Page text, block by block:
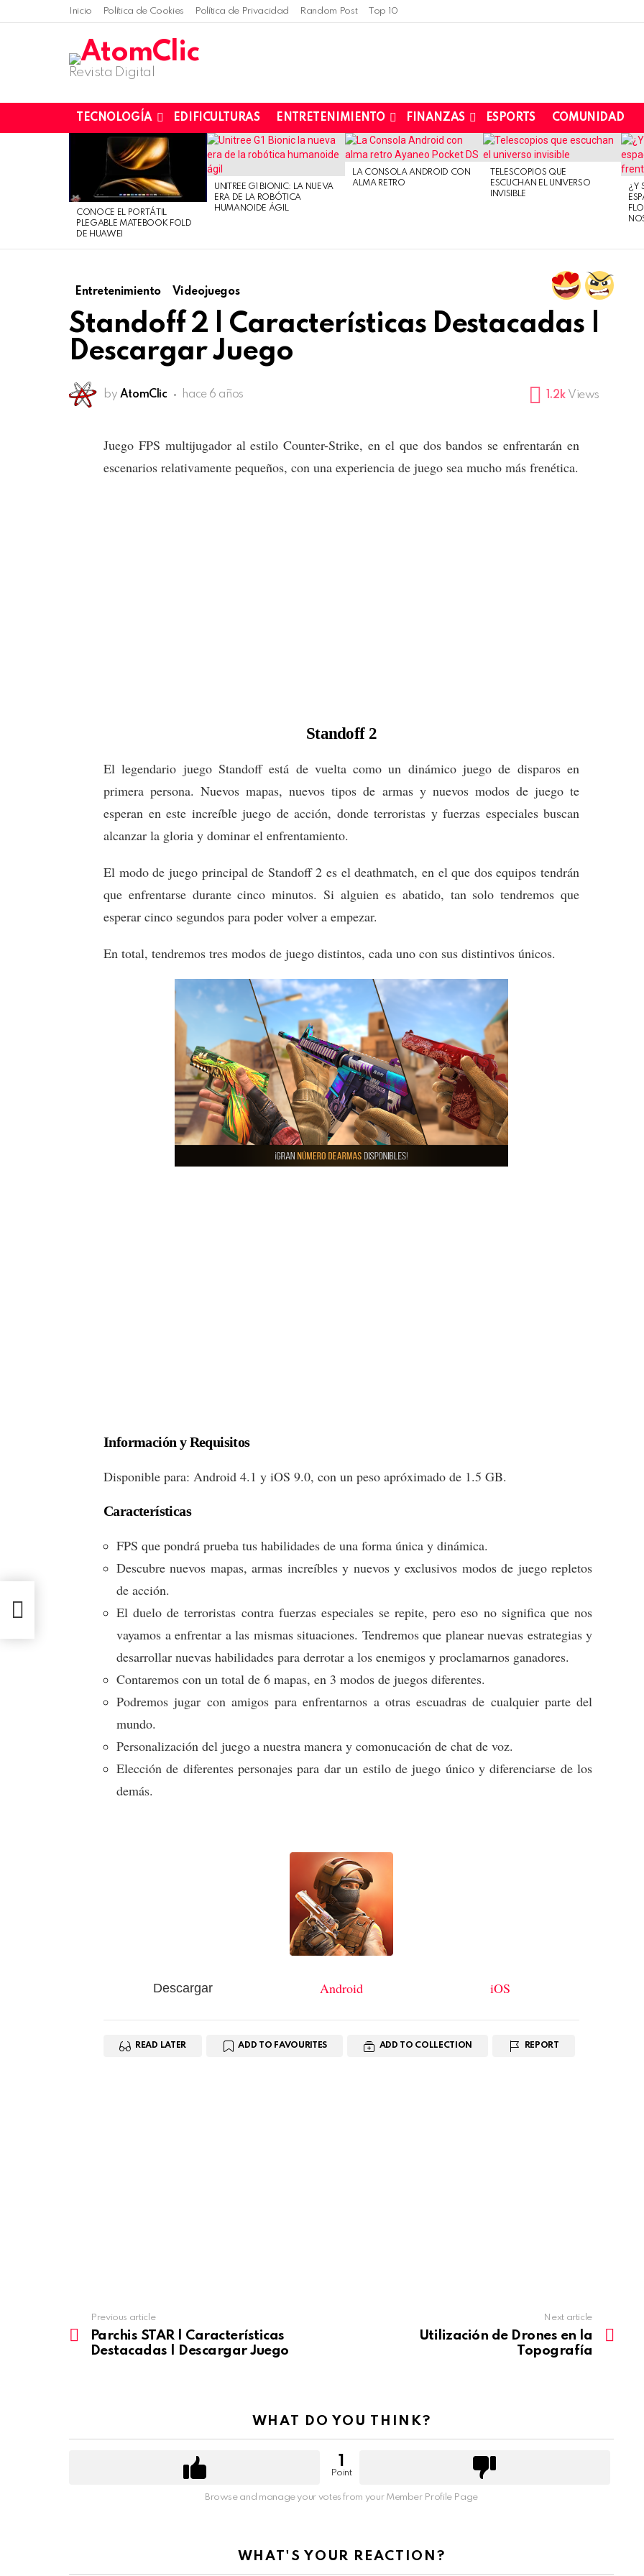
Inicio Política de Cookies Política de Privacidad Random Post Top 10
Revista Digital
TECNOLOGÍA EDIFICULTURAS ENTRETENIMIENTO FINANZAS ESPORTS COMUNIDAD
STORIES
CONOCE EL PORTÁTIL
PLEGABLE MATEBOOK FOLD
DE HUAWEI
UNITREE G1 BIONIC: LA NUEVA
ERA DE LA ROBÓTICA
HUMANOIDE ÁGIL
LA CONSOLA ANDROID CON
ALMA RETRO
TELESCOPIOS QUE
ESCUCHAN EL UNIVERSO
INVISIBLE
¿Y
Entretenimiento Videojuegos
Standoff 2 | Características Destacadas |
Descargar Juego
by AtomClic hace 6 años 1.2k Views
Juego FPS multijugador al estilo Counter-Strike, en el que dos bandos se enfrentarán en
escenarios relativamente pequeños, con una experiencia de juego sea mucho más frenética.
Standoff 2
El legendario juego Standoff está de vuelta como un dinámico juego de disparos en
primera persona. Nuevos mapas, nuevos tipos de armas y nuevos modos de juego te
esperan en este increíble juego de acción, donde terroristas y fuerzas especiales buscan
alcanzar la gloria y dominar el enfrentamiento.
El modo de juego principal de Standoff 2 es el deathmatch, en el que dos equipos tendrán
que enfrentarse durante cinco minutos. Si alguien es abatido, tan solo tendremos que
esperar cinco segundos para poder volver a empezar.
En total, tendremos tres modos de juego distintos, cada uno con sus distintivos únicos.
Información y Requisitos
Disponible para: Android 4.1 y iOS 9.0, con un peso apróximado de 1.5 GB.
Características
FPS que pondrá prueba tus habilidades de una forma única y dinámica.
Descubre nuevos mapas, armas increíbles y nuevos y exclusivos modos de juego repletos
de acción.
El duelo de terroristas contra fuerzas especiales se repite, pero eso no significa que nos
vayamos a enfrentar a las mismas situaciones. Tendremos que planear nuevas estrategias y
desarrollar nuevas habilidades para derrotar a los enemigos y proclamarnos ganadores.
Contaremos con un total de 6 mapas, en 3 modos de juegos diferentes.
Podremos jugar con amigos para enfrentarnos a otras escuadras de cualquier parte del
mundo.
Personalización del juego a nuestra manera y comonucación de chat de voz.
Elección de diferentes personajes para dar un estilo de juego único y diferenciarse de los
demás.
Descargar Android iOS
READ LATER ADD TO FAVOURITES ADD TO COLLECTION REPORT
more
Previous article
Parchis STAR | Características
Destacadas | Descargar Juego
Next article
Utilización de Drones en la
Topografía
WHAT DO YOU THINK?
1
Point
Browse and manage your votes from your Member Profile Page
WHAT'S YOUR REACTION?